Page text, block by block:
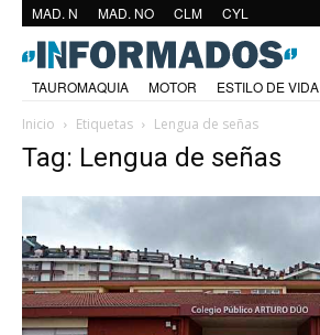
MAD. N MAD. NO CLM CYL
TAUROMAQUIA MOTOR
ESTILO DE VIDA
Inicio
Etiquetas Lengua de señas
Tag: Lengua de señas